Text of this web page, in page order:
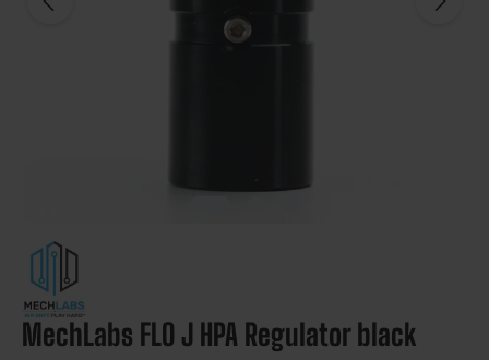
MechLabs FLO J HPA Regulator black